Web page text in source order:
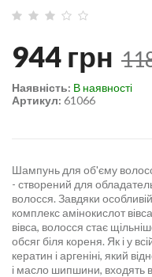
944 грн
Артикул: 61066
Наявність: В наявності
Шампунь для об'єму
- створений для
волосся. Завдяки
комплекс амінокислот
вівса, волосся стає
обсяг біля кореня. Як і у
кератин і аргеніні, який
і масло шипшини, входять